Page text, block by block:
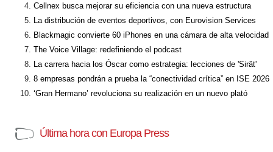
Cellnex busca mejorar su eficiencia con una nueva estructura
La distribución de eventos deportivos, con Eurovision Services
Blackmagic convierte 60 iPhones en una cámara de alta velocidad
The Voice Village: redefiniendo el podcast
La carrera hacia los Óscar como estrategia: lecciones de 'Sirât'
8 empresas pondrán a prueba la “conectividad crítica” en ISE 2026
‘Gran Hermano’ revoluciona su realización en un nuevo plató
Última hora con Europa Press